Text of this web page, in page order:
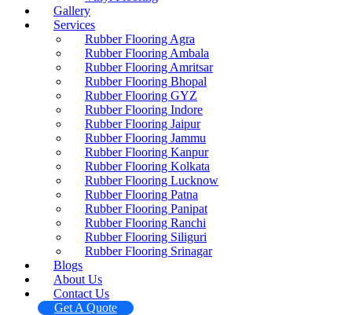
Gallery
Services
Rubber Flooring Agra
Rubber Flooring Ambala
Rubber Flooring Amritsar
Rubber Flooring Bhopal
Rubber Flooring GYZ
Rubber Flooring Indore
Rubber Flooring Jaipur
Rubber Flooring Jammu
Rubber Flooring Kanpur
Rubber Flooring Kolkata
Rubber Flooring Lucknow
Rubber Flooring Patna
Rubber Flooring Panipat
Rubber Flooring Ranchi
Rubber Flooring Siliguri
Rubber Flooring Srinagar
Blogs
About Us
Contact Us
Get A Quote